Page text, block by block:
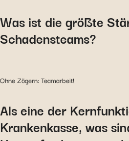
Was ist die größte
Schadensteams?
Ohne Zögern: Teamarbeit!
Als eine der
Krankenkasse, was